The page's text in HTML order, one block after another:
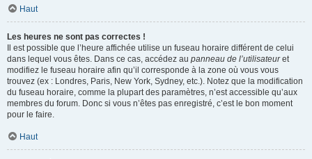
Haut
Les heures ne sont pas correctes !
Il est possible que l’heure affichée utilise un fuseau horaire différent de celui
dans lequel vous êtes. Dans ce cas, accédez au panneau de l’utilisateuret
modifiez le fuseau horaire afin qu’il corresponde à la zone où vous vous
trouvez (ex : Londres, Paris, New York, Sydney, etc.). Notez que la modification
du fuseau horaire, comme la plupart des paramètres, n’est accessible qu’aux
membres du forum. Donc si vous n’êtes pas enregistré, c’est le bon moment
pour le faire.
Haut